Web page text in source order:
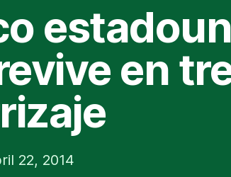
en
22, 2014